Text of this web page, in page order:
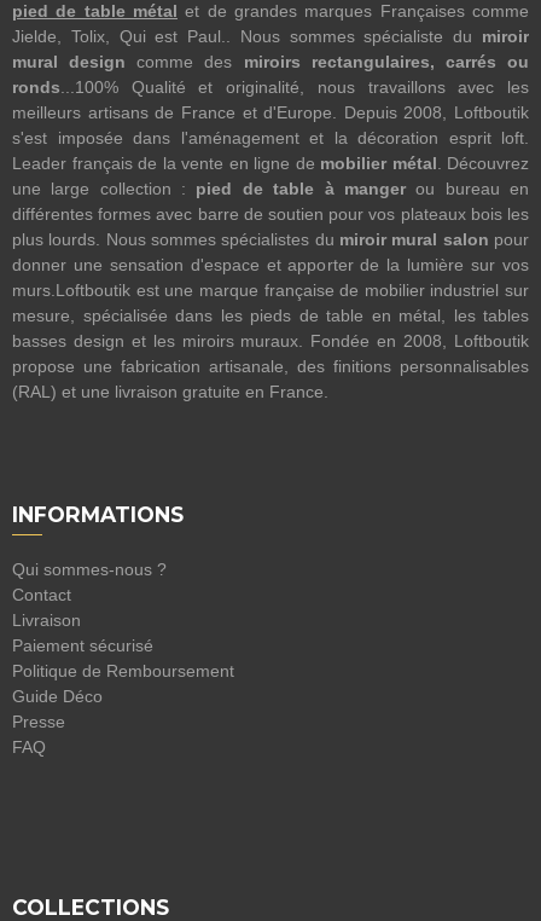
pied de table métal et de grandes marques Françaises comme
Jielde, Tolix, Qui est Paul.. Nous sommes spécialiste du miroir
mural design comme des miroirs rectangulaires, carrés ou
ronds...100% Qualité et originalité, nous travaillons avec les
meilleurs artisans de France et d'Europe. Depuis 2008, Loftboutik
s'est imposée dans l'aménagement et la décoration esprit loft.
Leader français de la vente en ligne de mobilier métal. Découvrez
une large collection : pied de table à mangerou bureau en
différentes formes avec barre de soutien pour vos plateaux bois les
plus lourds. Nous sommes spécialistes du miroir mural salon pour
donner une sensation d'espace et apporter de la lumière sur vos
murs.Loftboutik est une marque française de mobilier industriel sur
mesure, spécialisée dans les pieds de table en métal, les tables
basses design et les miroirs muraux. Fondée en 2008, Loftboutik
propose une fabrication artisanale, des finitions personnalisables
(RAL) et une livraison gratuite en France.
INFORMATIONS
Qui sommes-nous ?
Contact
Livraison
Paiement sécurisé
Politique de Remboursement
Guide Déco
Presse
FAQ
COLLECTIONS